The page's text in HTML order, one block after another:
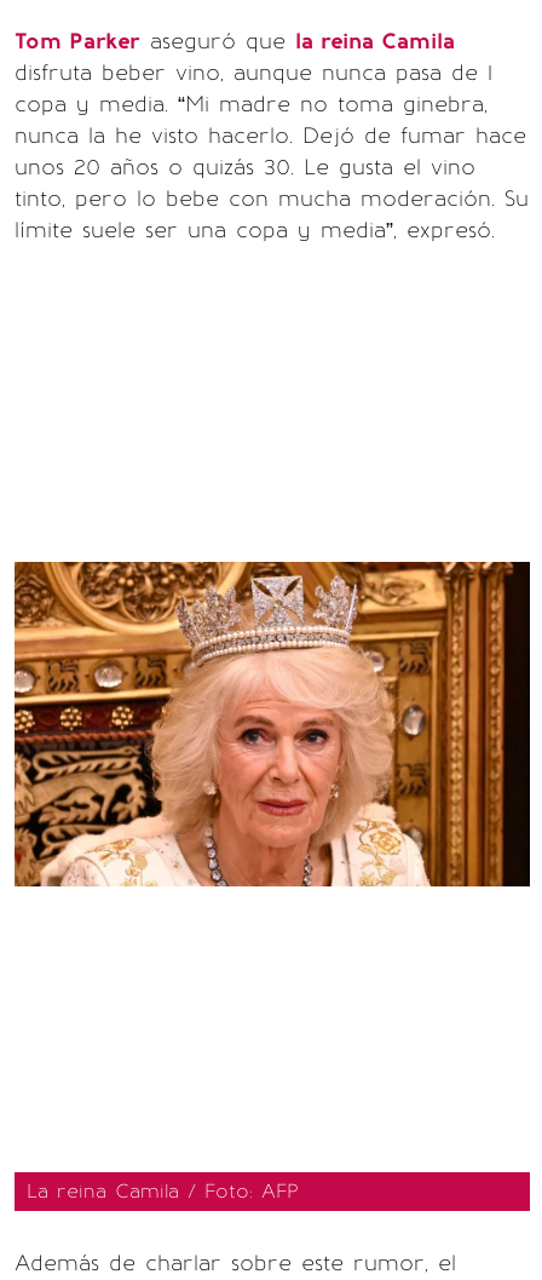
Tom Parker aseguró que la reina Camila
disfruta beber vino, aunque nunca pasa de 1
copa y media. “Mi madre no toma ginebra,
nunca la he visto hacerlo. Dejó de fumar hace
unos 20 años o quizás 30. Le gusta el vino
tinto, pero lo bebe con mucha moderación. Su
límite suele ser una copa y media”, expresó.
La reina Camila / Foto: AFP
Además de charlar sobre este rumor, el